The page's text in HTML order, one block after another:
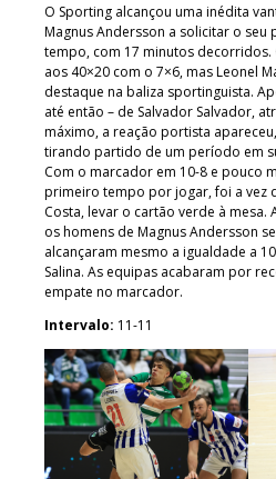
O Sporting alcançou uma inédita
Magnus Andersson a solicitar o
tempo, com 17 minutos decorridos.
aos 40×20 com o 7×6, mas Leonel
destaque na baliza sportinguista.
até então – de Salvador Salvador,
máximo, a reação portista
tirando partido de um período em
Com o marcador em 10-8 e pouco
primeiro tempo por jogar, foi a vez
Costa, levar o cartão verde à mesa.
os homens de Magnus Andersson
alcançaram mesmo a igualdade a
Salina. As equipas acabaram por
empate no marcador.
Intervalo: 11-11